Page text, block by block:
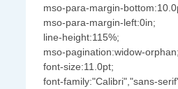
mso-para-margin-
mso-para-margin-left:0in;
line-height:115%;
mso-pagination:widow-
font-size:11.0pt;
font-family:"Calibri","sans-